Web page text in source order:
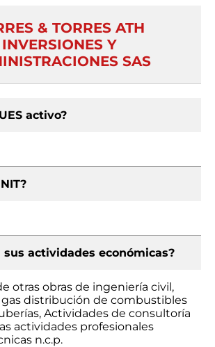
& TORRES ATH
INVERSIONES Y
SAS
activo?
sus actividades económicas?
otras obras de ingeniería civil,
distribución de combustibles
Actividades de consultoría
actividades profesionales
n.c.p.